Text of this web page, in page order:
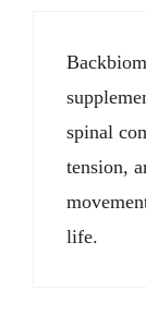
spinal
tension,
life.